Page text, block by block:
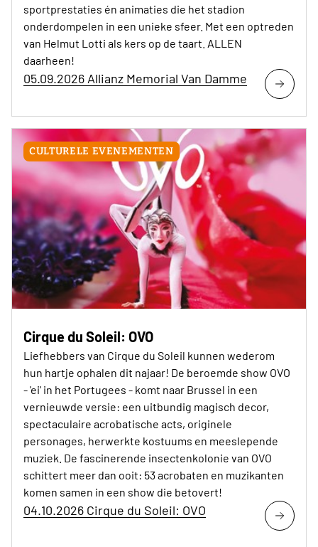
sportprestaties én animaties die het stadion
onderdompelen in een unieke sfeer. Met een optreden
van Helmut Lotti als kers op de taart. ALLEN
daarheen!
05.09.2026 Allianz Memorial Van Damme
CULTURELE EVENEMENTEN
Cirque du Soleil: OVO
Liefhebbers van Cirque du Soleil kunnen wederom
hun hartje ophalen dit najaar! De beroemde show OVO
- 'ei' in het Portugees - komt naar Brussel in een
vernieuwde versie: een uitbundig magisch decor,
spectaculaire acrobatische acts, originele
personages, herwerkte kostuums en meeslepende
muziek. De fascinerende insectenkolonie van OVO
schittert meer dan ooit: 53 acrobaten en muzikanten
komen samen in een show die betovert!
04.10.2026 Cirque du Soleil: OVO